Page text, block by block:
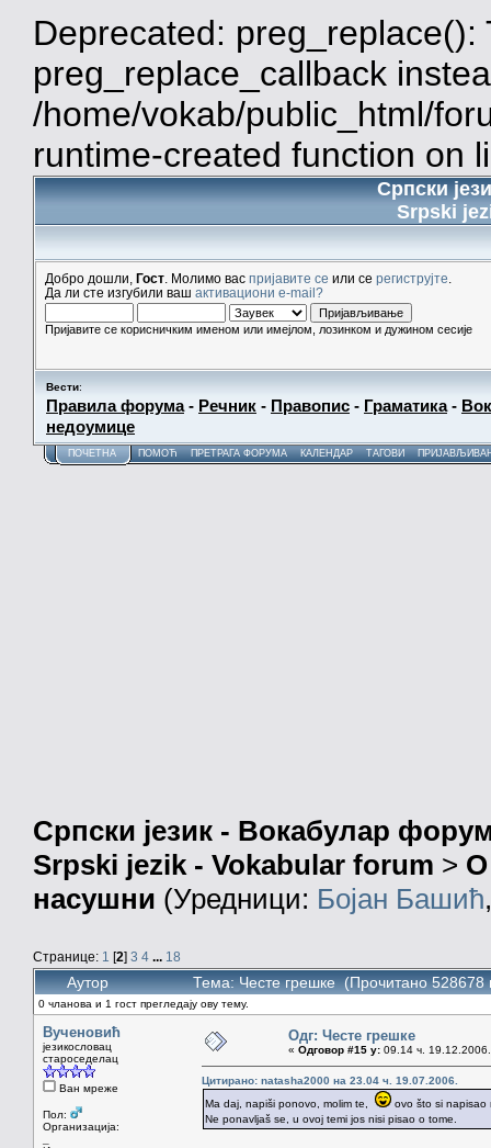
Deprecated:
preg_replace_callback
/home/vokab/public_html/
runtime-created function on
Српски
Srpski
Добро дошли, Гост . Молимо вас пријавите се или се региструјте
Да ли сте изгубили ваш активациони e-mail?
Пријавите се корисничким именом или имејлом, лозинком и дужином сесије
Вести:
Правила форума- Речник - Правопис - Граматика-
недоумице
ПОЧЕТНА ПОМОЋ ПРЕТРАГА ФОРУМА КАЛЕНДАР ТАГОВИ
Српски језик - Вокабулар
Srpski jezik - Vokabular forum > О
насушни (Уредници: Бојан Башић
Странице: 1 [2] 3 4 ... 18
Аутор Тема: Честе грешке (Прочитано 528678
0 чланова и 1 гост прегледају ову тему.
Вученовић
језикословац
староседелац
Ван мреже
Пол:
Организација:
Одг: Честе грешке
« Одговор #15 у: 09.14 ч.
Цитирано: natasha2000 на 23.04 ч. 19.07.2006.
Ma daj, napiši ponovo, molim te,
ovo što si napisao
Ne ponavljaš se, u ovoj temi jos nisi pisao o tome.